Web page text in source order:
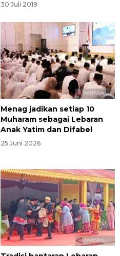
30 Juli 2019
Menag jadikan setiap 10
Muharam sebagai Lebaran
Anak Yatim dan Difabel
25 Juni 2026